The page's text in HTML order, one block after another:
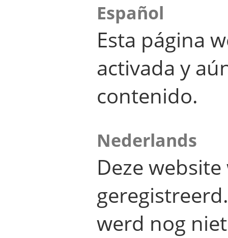
Español
Esta página
activada y
contenido.
Nederlands
Deze
werd nog